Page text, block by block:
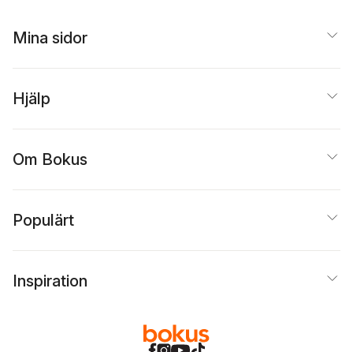
Mina sidor
Hjälp
Om Bokus
Populärt
Inspiration